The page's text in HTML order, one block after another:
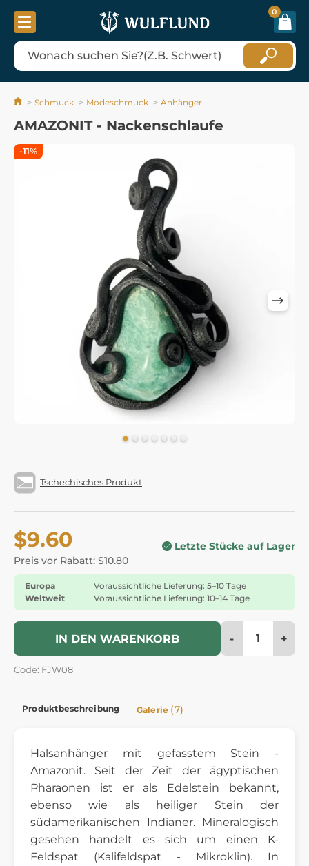
0
Schmuck Modeschmuck Anhänger
AMAZONIT - Nackenschlaufe
Tschechisches Produkt
$9.60
Preis vor Rabatt: $10.80
Letzte Stücke auf Lager
Europa
Voraussichtliche Lieferung: 5–10 Tage
Weltweit
Voraussichtliche Lieferung: 10–14 Tage
IN DEN WARENKORB - +
Code: FJW08
-11%
Produktbeschreibung Galerie (7)
Halsanhänger mit gefasstem Stein -
Amazonit. Seit der Zeit der ägyptischen
Pharaonen ist er als Edelstein bekannt,
ebenso wie als heiliger Stein der
südamerikanischen Indianer. Mineralogisch
gesehen handelt es sich um einen K-
Feldspat (Kalifeldspat - Mikroklin). In